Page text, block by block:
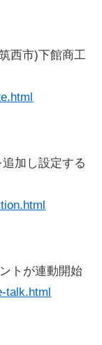
西市)下館商工
加し設定する
トが連動開始
talk.html